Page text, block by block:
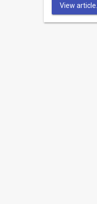
View article...